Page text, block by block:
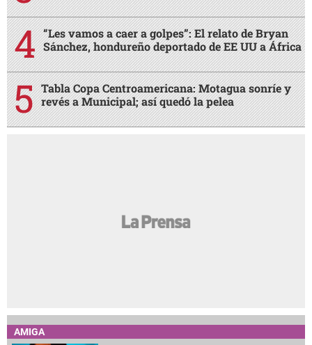
“Les vamos a caer a golpes”: El relato de Bryan
Sánchez, hondureño deportado de EE UU a África
Tabla Copa Centroamericana: Motagua sonríe y
revés a Municipal; así quedó la pelea
AMIGA